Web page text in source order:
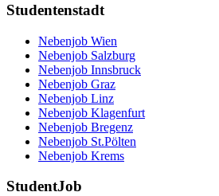
Studentenstadt
Nebenjob Wien
Nebenjob Salzburg
Nebenjob Innsbruck
Nebenjob Graz
Nebenjob Linz
Nebenjob Klagenfurt
Nebenjob Bregenz
Nebenjob St.Pölten
Nebenjob Krems
StudentJob